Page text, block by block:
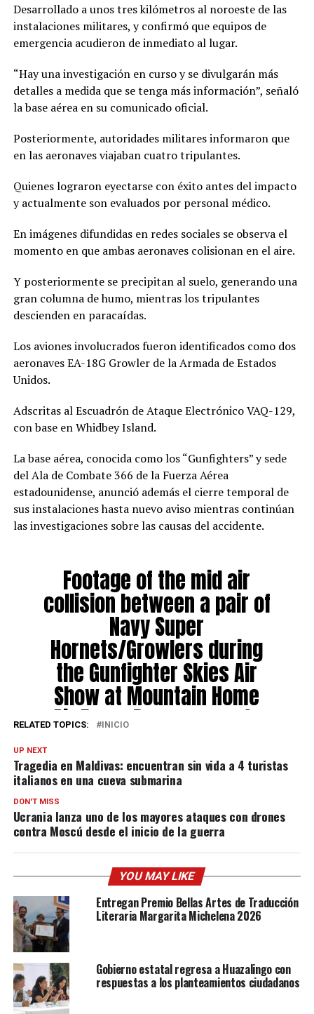
Desarrollado a unos tres kilómetros al noroeste de las
instalaciones militares, y confirmó que equipos de
emergencia acudieron de inmediato al lugar.
“Hay una investigación en curso y se divulgarán más
detalles a medida que se tenga más información”, señaló
la base aérea en su comunicado oficial.
Posteriormente, autoridades militares informaron que
en las aeronaves viajaban cuatro tripulantes.
Quienes lograron eyectarse con éxito antes del impacto
y actualmente son evaluados por personal médico.
En imágenes difundidas en redes sociales se observa el
momento en que ambas aeronaves colisionan en el aire.
Y posteriormente se precipitan al suelo, generando una
gran columna de humo, mientras los tripulantes
descienden en paracaídas.
Los aviones involucrados fueron identificados como dos
aeronaves EA-18G Growler de la Armada de Estados
Unidos.
Adscritas al Escuadrón de Ataque Electrónico VAQ-129,
con base en Whidbey Island.
La base aérea, conocida como los “Gunfighters” y sede
del Ala de Combate 366 de la Fuerza Aérea
estadounidense, anunció además el cierre temporal de
sus instalaciones hasta nuevo aviso mientras continúan
las investigaciones sobre las causas del accidente.
Footage of the mid air
collision between a pair of
Navy Super
Hornets/Growlers during
the Gunfighter Skies Air
Show at Mountain Home
Air Force Base moments
pic.twitter.com/yQqPavmS
Wk— OSINTtechnical
(@Osinttechnical)May 17,
2026
RELATED TOPICS: INICIO
UP NEXT
Tragedia en Maldivas: encuentran sin vida a 4 turistas
italianos en una cueva submarina
DON'T MISS
Ucrania lanza uno de los mayores ataques con drones
contra Moscú desde el inicio de la guerra
YOU MAY LIKE
Entregan Premio Bellas Artes de Traducción
Literaria Margarita Michelena 2026
Gobierno estatal regresa a Huazalingo con
respuestas a los planteamientos ciudadanos